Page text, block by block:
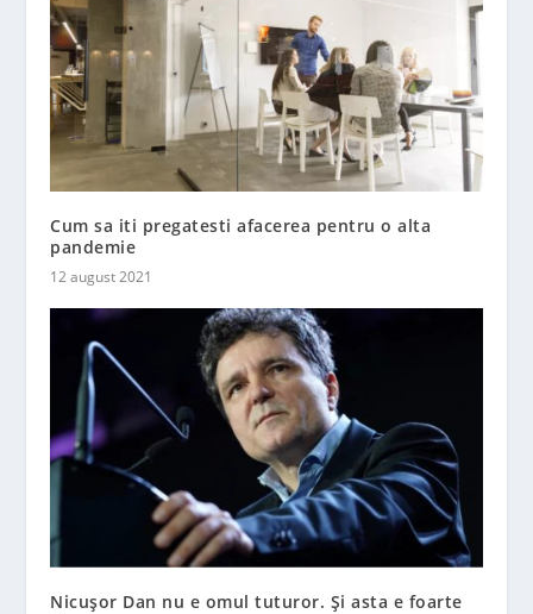
Cum sa iti pregatesti afacerea pentru o alta
pandemie
12 august 2021
Nicușor Dan nu e omul tuturor. Și asta e foarte